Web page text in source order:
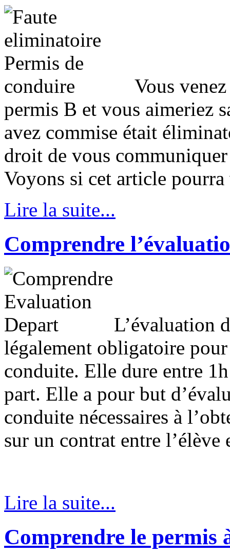
Vous
permis B et vous aimeriez
avez commise était
droit de vous
Voyons si cet article pourra
Lire la suite...
Comprendre
L’évaluation
légalement obligatoire
conduite. Elle dure entre
part. Elle a pour but
conduite nécessaires à
sur un contrat entre
Lire la suite...
Comprendre le permis